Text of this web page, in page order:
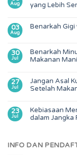
Aug
yang Lebih
03
Aug
Benarkah Gigi
30
Jul
Benarkah
Makanan
27
Jul
Jangan Asal
Setelah
23
Jul
Kebiasaan
dalam Jangka
INFO DAN